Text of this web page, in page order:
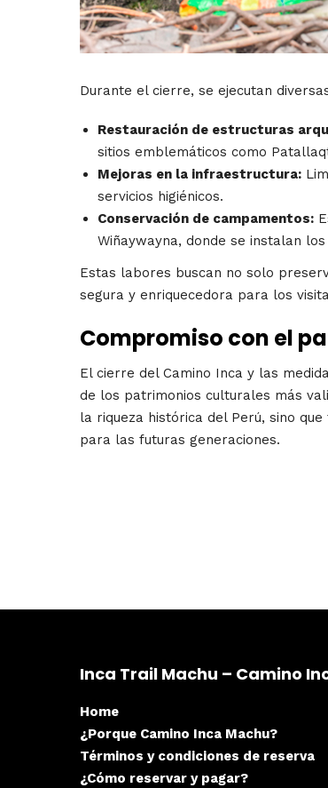
Durante el cierre, se ejecutan
Restauración de estructuras
sitios emblemáticos como
Mejoras en la infraestructura:
servicios higiénicos.
Conservación de campamentos:
Wiñaywayna, donde se instalan
Estas labores buscan no solo
segura y enriquecedora para los
Compromiso con el
El cierre del Camino Inca y las
de los patrimonios culturales más
la riqueza histórica del Perú, sino
para las futuras generaciones.
Inca Trail Machu – Camino
Home
¿Porque Camino Inca Machu?
Términos y condiciones de reserva
¿Cómo reservar y pagar?